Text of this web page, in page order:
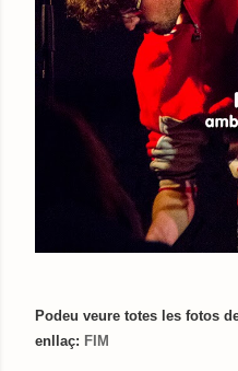
Podeu veure totes les fotos
enllaç: FIM